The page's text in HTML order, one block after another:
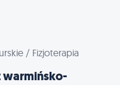
/ Fizjoterapia
warmińsko-